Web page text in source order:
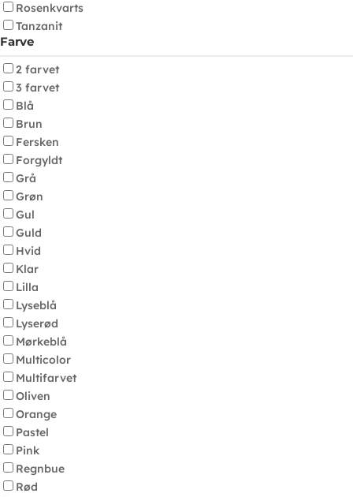
Rosenkvarts
Tanzanit
Farve
2 farvet
3 farvet
Blå
Brun
Fersken
Forgyldt
Grå
Grøn
Gul
Guld
Hvid
Klar
Lilla
Lyseblå
Lyserød
Mørkeblå
Multicolor
Multifarvet
Oliven
Orange
Pastel
Pink
Regnbue
Rød